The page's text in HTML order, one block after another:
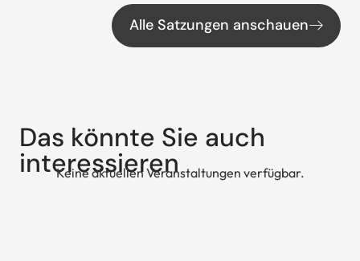
Alle Satzungen anschauen
Das könnte Sie auch
interessieren
Keine aktuellen Veranstaltungen verfügbar.